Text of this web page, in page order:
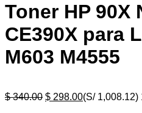
Toner HP 90X
CE390X para
M603 M4555
$340.00 $ 298.00(S/ 1,008.12)